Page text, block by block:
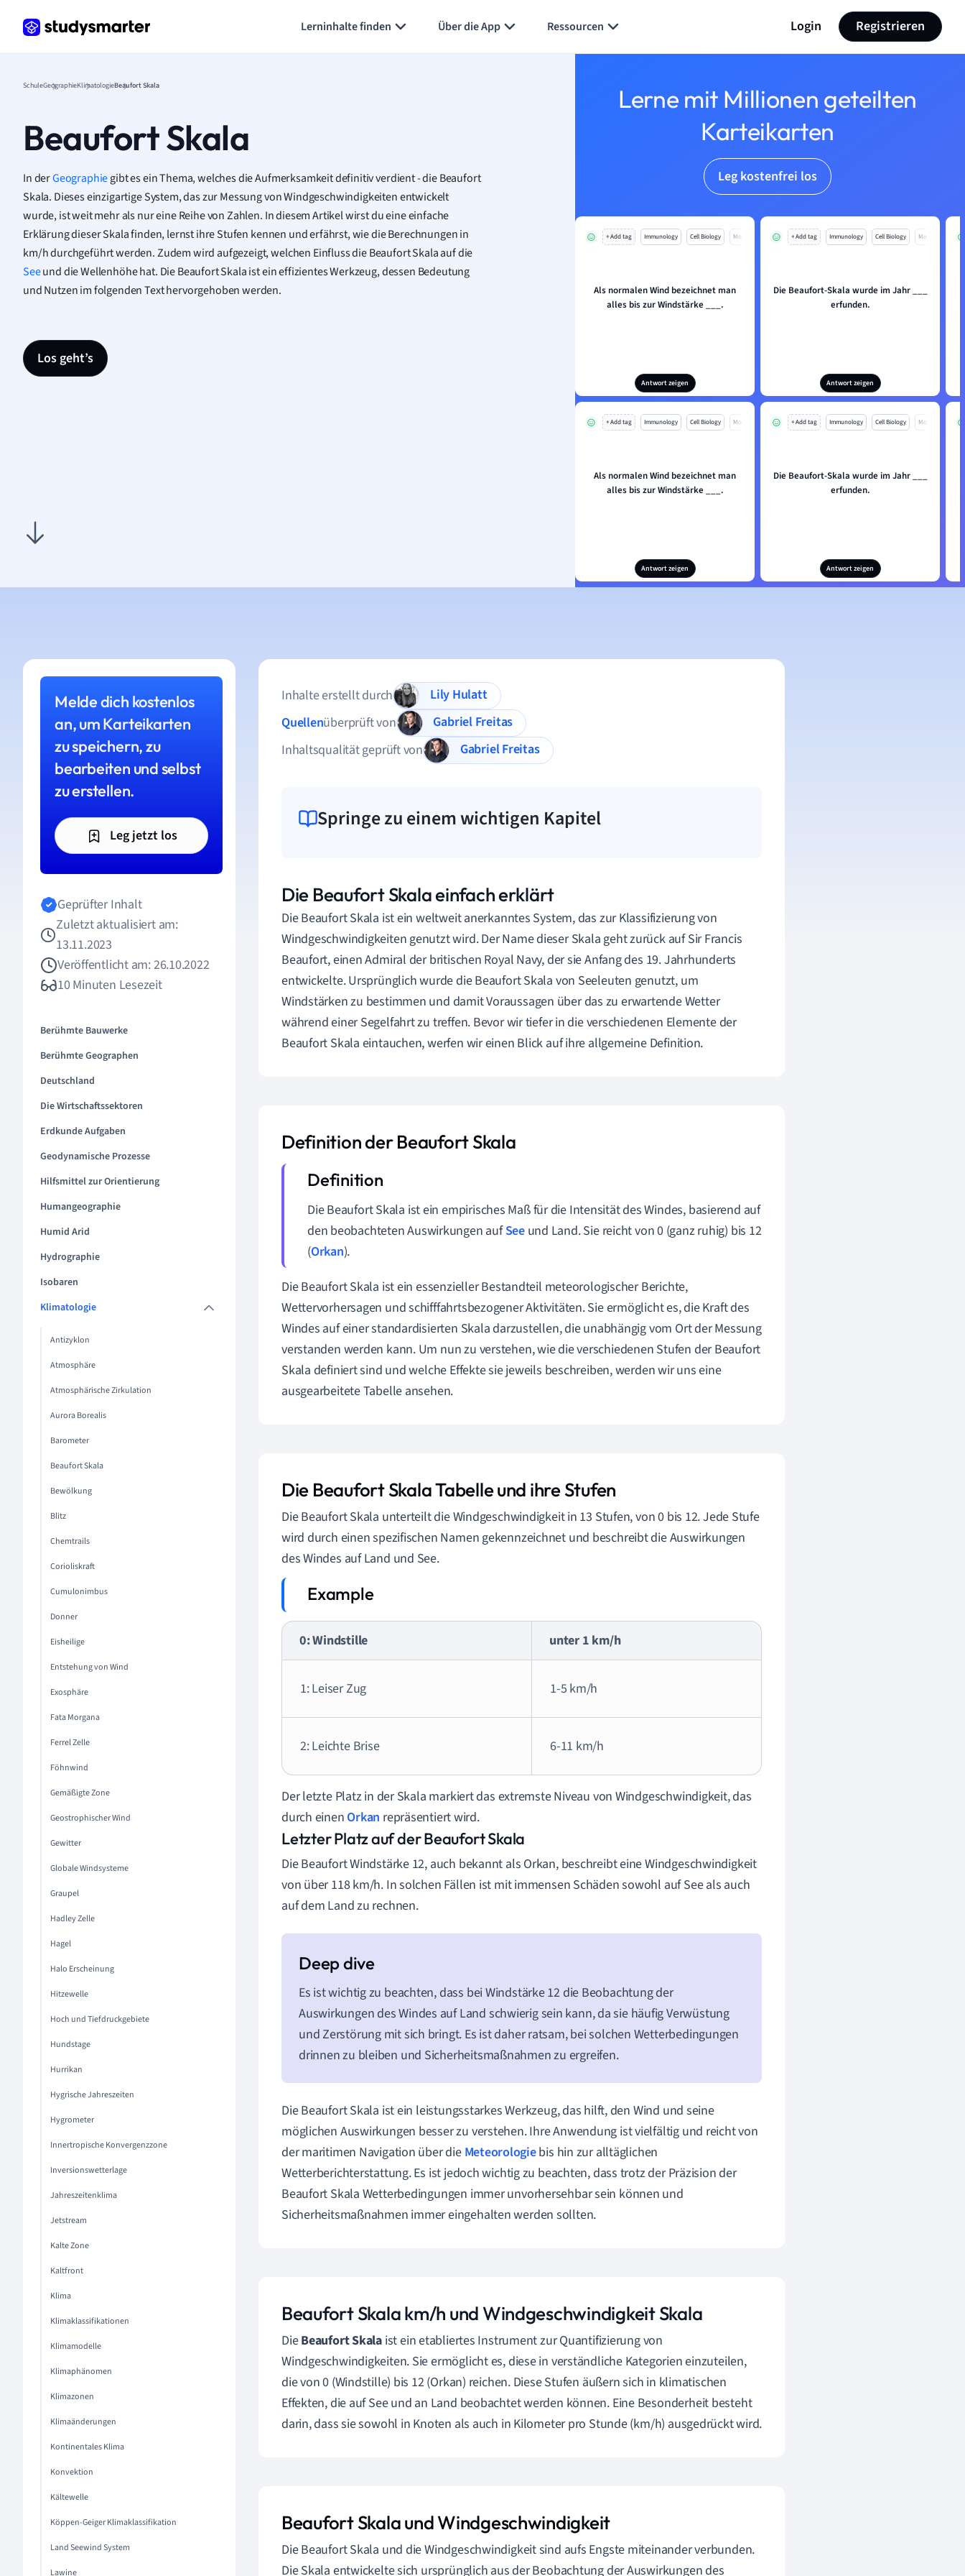
Lerninhalte finden Über die App Ressourcen Login Registrieren
SchuleGeographieKlimatologieBeaufort Skala
Beaufort Skala
In derGeographiegibt es ein Thema, welches die Aufmerksamkeit definitiv verdient - die Beaufort
Skala. Dieses einzigartige System, das zur Messung von Windgeschwindigkeiten entwickelt
wurde, ist weit mehr als nur eine Reihe von Zahlen. In diesem Artikel wirst du eine einfache
Erklärung dieser Skala finden, lernst ihre Stufen kennen und erfährst, wie die Berechnungen in
km/h durchgeführt werden. Zudem wird aufgezeigt, welchen Einfluss die Beaufort Skala auf die
Seeund die Wellenhöhe hat. Die Beaufort Skala ist ein effizientes Werkzeug, dessen Bedeutung
und Nutzen im folgenden Text hervorgehoben werden.
Los geht’s
Lerne mit Millionen geteilten
Karteikarten
Leg kostenfrei los
+ Add tag Immunology Cell Biology Mo
Als normalen Wind bezeichnet man
alles bis zur Windstärke ___.
Antwort zeigen
+ Add tag Immunology Cell Biology Mo
Die Beaufort-Skala wurde im Jahr ___
erfunden.
Antwort zeigen
+ Add tag Immunology Cell Biology Mo
Als normalen Wind bezeichnet man
alles bis zur Windstärke ___.
Antwort zeigen
+ Add tag Immunology Cell Biology Mo
Die Beaufort-Skala wurde im Jahr ___
erfunden.
Antwort zeigen
Melde dich kostenlos
an, um Karteikarten
zu speichern, zu
bearbeiten und selbst
zu erstellen.
Leg jetzt los
Geprüfter Inhalt
Zuletzt aktualisiert am:
13.11.2023
Veröffentlicht am: 26.10.2022
10 Minuten Lesezeit
Berühmte Bauwerke
Berühmte Geographen
Deutschland
Die Wirtschaftssektoren
Erdkunde Aufgaben
Geodynamische Prozesse
Hilfsmittel zur Orientierung
Humangeographie
Humid Arid
Hydrographie
Isobaren
Klimatologie
Antizyklon
Atmosphäre
Atmosphärische Zirkulation
Aurora Borealis
Barometer
Beaufort Skala
Bewölkung
Blitz
Chemtrails
Corioliskraft
Cumulonimbus
Donner
Eisheilige
Entstehung von Wind
Exosphäre
Fata Morgana
Ferrel Zelle
Föhnwind
Gemäßigte Zone
Geostrophischer Wind
Gewitter
Globale Windsysteme
Graupel
Hadley Zelle
Hagel
Halo Erscheinung
Hitzewelle
Hoch und Tiefdruckgebiete
Hundstage
Hurrikan
Hygrische Jahreszeiten
Hygrometer
Innertropische Konvergenzzone
Inversionswetterlage
Jahreszeitenklima
Jetstream
Kalte Zone
Kaltfront
Klima
Klimaklassifikationen
Klimamodelle
Klimaphänomen
Klimazonen
Klimaänderungen
Kontinentales Klima
Konvektion
Kältewelle
Köppen-Geiger Klimaklassifikation
Land Seewind System
Lawine
Inhalte erstellt durch
Lily Hulatt
Quellenüberprüft von
Gabriel Freitas
Inhaltsqualität geprüft von
Gabriel Freitas
Springe zu einem wichtigen Kapitel
Die Beaufort Skala einfach erklärt
Die Beaufort Skala ist ein weltweit anerkanntes System, das zur Klassifizierung von
Windgeschwindigkeiten genutzt wird. Der Name dieser Skala geht zurück auf Sir Francis
Beaufort, einen Admiral der britischen Royal Navy, der sie Anfang des 19. Jahrhunderts
entwickelte. Ursprünglich wurde die Beaufort Skala von Seeleuten genutzt, um
Windstärken zu bestimmen und damit Voraussagen über das zu erwartende Wetter
während einer Segelfahrt zu treffen. Bevor wir tiefer in die verschiedenen Elemente der
Beaufort Skala eintauchen, werfen wir einen Blick auf ihre allgemeine Definition.
Definition der Beaufort Skala
Die Beaufort Skala ist ein empirisches Maß für die Intensität des Windes, basierend auf
den beobachteten Auswirkungen aufSeeund Land. Sie reicht von 0 (ganz ruhig) bis 12
(Orkan).
Die Beaufort Skala ist ein essenzieller Bestandteil meteorologischer Berichte,
Wettervorhersagen und schifffahrtsbezogener Aktivitäten. Sie ermöglicht es, die Kraft des
Windes auf einer standardisierten Skala darzustellen, die unabhängig vom Ort der Messung
verstanden werden kann. Um nun zu verstehen, wie die verschiedenen Stufen der Beaufort
Skala definiert sind und welche Effekte sie jeweils beschreiben, werden wir uns eine
ausgearbeitete Tabelle ansehen.
Die Beaufort Skala Tabelle und ihre Stufen
Die Beaufort Skala unterteilt die Windgeschwindigkeit in 13 Stufen, von 0 bis 12. Jede Stufe
wird durch einen spezifischen Namen gekennzeichnet und beschreibt die Auswirkungen
des Windes auf Land und See.
0: Windstille unter 1 km/h
1: Leiser Zug 1-5 km/h
2: Leichte Brise 6-11 km/h
Der letzte Platz in der Skala markiert das extremste Niveau von Windgeschwindigkeit, das
durch einen Orkan repräsentiert wird.
Letzter Platz auf der Beaufort Skala
Die Beaufort Windstärke 12, auch bekannt als Orkan, beschreibt eine Windgeschwindigkeit
von über 118 km/h. In solchen Fällen ist mit immensen Schäden sowohl auf See als auch
auf dem Land zu rechnen.
Es ist wichtig zu beachten, dass bei Windstärke 12 die Beobachtung der
Auswirkungen des Windes auf Land schwierig sein kann, da sie häufig Verwüstung
und Zerstörung mit sich bringt. Es ist daher ratsam, bei solchen Wetterbedingungen
drinnen zu bleiben und Sicherheitsmaßnahmen zu ergreifen.
Die Beaufort Skala ist ein leistungsstarkes Werkzeug, das hilft, den Wind und seine
möglichen Auswirkungen besser zu verstehen. Ihre Anwendung ist vielfältig und reicht von
der maritimen Navigation über die Meteorologiebis hin zur alltäglichen
Wetterberichterstattung. Es ist jedoch wichtig zu beachten, dass trotz der Präzision der
Beaufort Skala Wetterbedingungen immer unvorhersehbar sein können und
Sicherheitsmaßnahmen immer eingehalten werden sollten.
Beaufort Skala km/h und Windgeschwindigkeit Skala
DieBeaufort Skala ist ein etabliertes Instrument zur Quantifizierung von
Windgeschwindigkeiten. Sie ermöglicht es, diese in verständliche Kategorien einzuteilen,
die von 0 (Windstille) bis 12 (Orkan) reichen. Diese Stufen äußern sich in klimatischen
Effekten, die auf See und an Land beobachtet werden können. Eine Besonderheit besteht
darin, dass sie sowohl in Knoten als auch in Kilometer pro Stunde (km/h) ausgedrückt wird.
Beaufort Skala und Windgeschwindigkeit
Die Beaufort Skala und die Windgeschwindigkeit sind aufs Engste miteinander verbunden.
Die Skala entwickelte sich ursprünglich aus der Beobachtung der Auswirkungen des